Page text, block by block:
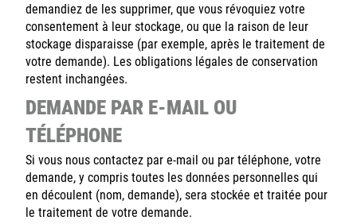
demandiez de les supprimer, que vous révoquiez votre
consentement à leur stockage, ou que la raison de leur
stockage disparaisse (par exemple, après le traitement de
votre demande). Les obligations légales de conservation
restent inchangées.
DEMANDE PAR E-MAIL OU
TÉLÉPHONE
Si vous nous contactez par e-mail ou par téléphone, votre
demande, y compris toutes les données personnelles qui
en découlent (nom, demande), sera stockée et traitée pour
le traitement de votre demande.